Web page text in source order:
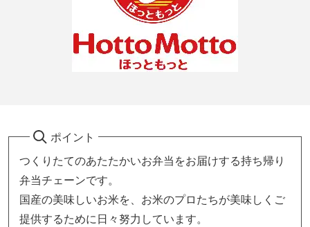
ポイント
つくりたてのあたたかいお弁当をお届けする持ち帰り
弁当チェーンです。
国産の美味しいお米を、お米のプロたちが美味しくご
提供するために日々努力しています。